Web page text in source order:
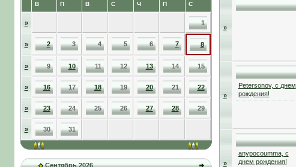
В П В С Ч П С
» 1
» 2 3 4 5 6 7 8
» 9 10 11 12 13 14 15
» 16 17 18 19 20 21 22
» 23 24 25 26 27 28 29
» 30 31
Сентябрь 2026
»
»
Petersonov, с днем
рождения!
»
anypocoumma, с
днем рождения!